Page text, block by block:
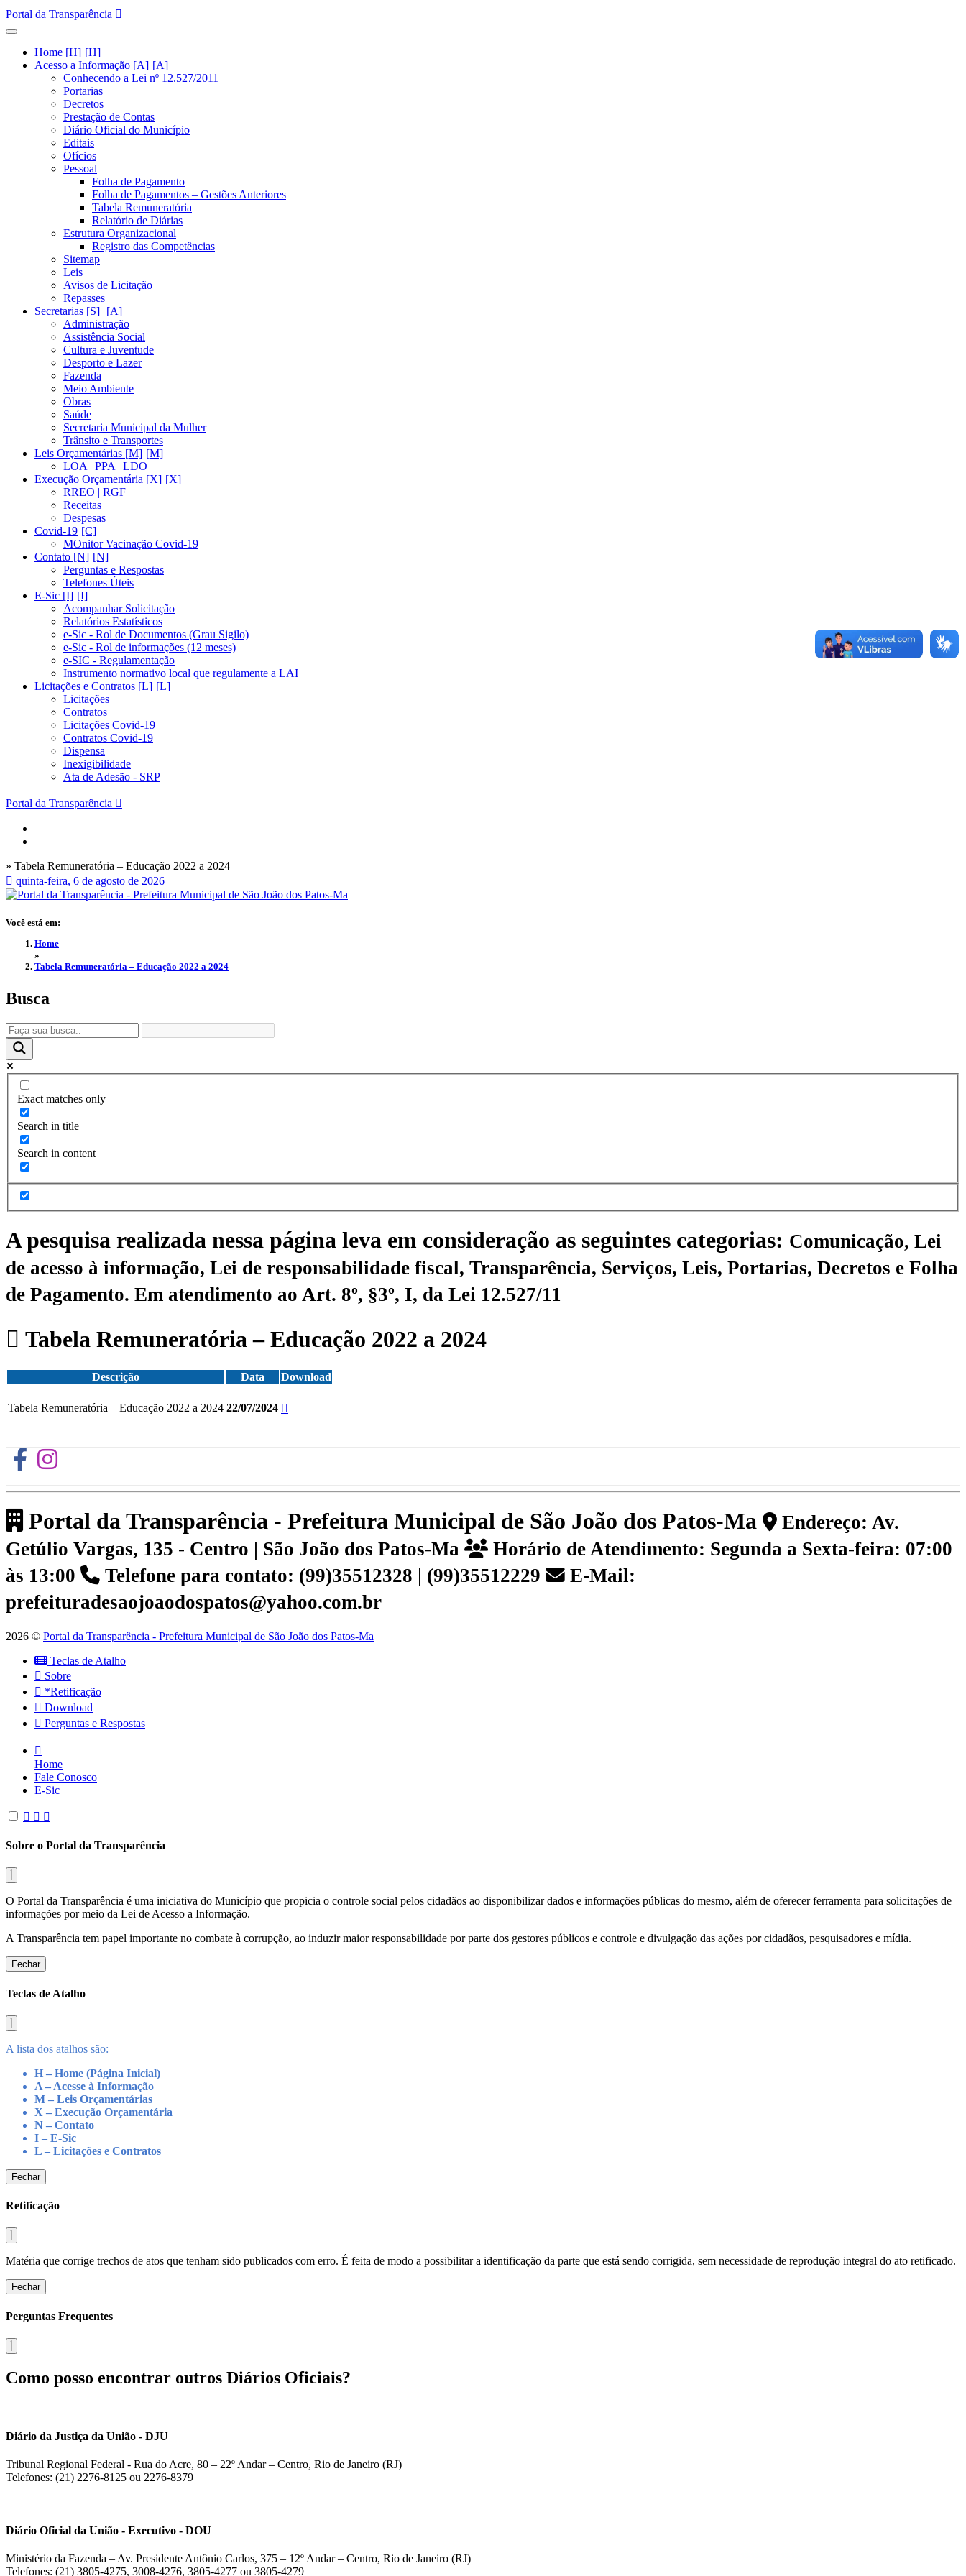
Portal da Transparência
Home [H]
Acesso a Informação [A]
Conhecendo a Lei nº 12.527/2011
Portarias
Decretos
Prestação de Contas
Diário Oficial do Município
Editais
Ofícios
Pessoal
Folha de Pagamento
Folha de Pagamentos – Gestões Anteriores
Tabela Remuneratória
Relatório de Diárias
Estrutura Organizacional
Registro das Competências
Sitemap
Leis
Avisos de Licitação
Repasses
Secretarias [S]
Administração
Assistência Social
Cultura e Juventude
Desporto e Lazer
Fazenda
Meio Ambiente
Obras
Saúde
Secretaria Municipal da Mulher
Trânsito e Transportes
Leis Orçamentárias [M]
LOA | PPA | LDO
Execução Orçamentária [X]
RREO | RGF
Receitas
Despesas
Covid-19
MOnitor Vacinação Covid-19
Contato [N]
Perguntas e Respostas
Telefones Úteis
E-Sic [I]
Acompanhar Solicitação
Relatórios Estatísticos
e-Sic - Rol de Documentos (Grau Sigilo)
e-Sic - Rol de informações (12 meses)
e-SIC - Regulamentação
Instrumento normativo local que regulamente a LAI
Licitações e Contratos [L]
Licitações
Contratos
Licitações Covid-19
Contratos Covid-19
Dispensa
Inexigibilidade
Ata de Adesão - SRP
Portal da Transparência
» Tabela Remuneratória – Educação 2022 a 2024
quinta-feira, 6 de agosto de 2026
Você está em:
Home
»
Tabela Remuneratória – Educação 2022 a 2024
Busca
Exact matches only
Search in title
Search in content
A pesquisa realizada nessa página leva em consideração as seguintes categorias: Comunicação, Lei
de acesso à informação, Lei de responsabilidade fiscal, Transparência, Serviços, Leis, Portarias, Decretos e Folha
de Pagamento. Em atendimento ao Art. 8º, §3º, I, da Lei 12.527/11
Tabela Remuneratória – Educação 2022 a 2024
Descrição Data Download
Tabela Remuneratória – Educação 2022 a 2024 22/07/2024
Portal da Transparência - Prefeitura Municipal de São João dos Patos-Ma
Endereço: Av.
Getúlio Vargas, 135 - Centro | São João dos Patos-Ma
Horário de Atendimento: Segunda a Sexta-feira: 07:00
às 13:00
Telefone para contato: (99)35512328 | (99)35512229
E-Mail:
prefeituradesaojoaodospatos@yahoo.com.br
2026 © Portal da Transparência - Prefeitura Municipal de São João dos Patos-Ma
Teclas de Atalho
Sobre
*Retificação
Download
Perguntas e Respostas
Home
Fale Conosco
E-Sic
Sobre o Portal da Transparência
O Portal da Transparência é uma iniciativa do Município que propicia o controle social pelos cidadãos ao disponibilizar dados e informações públicas do mesmo, além de oferecer ferramenta para solicitações de
informações por meio da Lei de Acesso a Informação.
A Transparência tem papel importante no combate à corrupção, ao induzir maior responsabilidade por parte dos gestores públicos e controle e divulgação das ações por cidadãos, pesquisadores e mídia.
Fechar
Teclas de Atalho
A lista dos atalhos são:
H – Home (Página Inicial)
A – Acesse à Informação
M – Leis Orçamentárias
X – Execução Orçamentária
N – Contato
I – E-Sic
L – Licitações e Contratos
Fechar
Retificação
Matéria que corrige trechos de atos que tenham sido publicados com erro. É feita de modo a possibilitar a identificação da parte que está sendo corrigida, sem necessidade de reprodução integral do ato retificado.
Fechar
Perguntas Frequentes
Como posso encontrar outros Diários Oficiais?
Diário da Justiça da União - DJU
Tribunal Regional Federal - Rua do Acre, 80 – 22º Andar – Centro, Rio de Janeiro (RJ)
Telefones: (21) 2276-8125 ou 2276-8379
Diário Oficial da União - Executivo - DOU
Ministério da Fazenda – Av. Presidente Antônio Carlos, 375 – 12º Andar – Centro, Rio de Janeiro (RJ)
Telefones: (21) 3805-4275, 3008-4276, 3805-4277 ou 3805-4279